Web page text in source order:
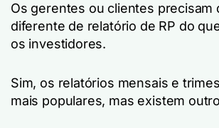
Os gerentes ou clientes precisam
diferente de relatório de RP do
os investidores.
Sim, os relatórios mensais e
mais populares, mas existem